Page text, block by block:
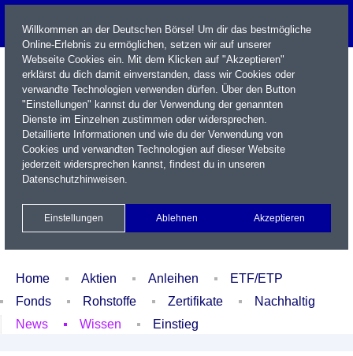
Name / WKN / ISIN / Kürzel
Xetra Realtime
Watchlist Portfolio Login
Home Aktien Anleihen
ETF/ETP
Fonds
Rohstoffe Zertifikate
Nachhaltig
News
Wissen Einstieg
Willkommen an der Deutschen Börse! Um dir das bestmögliche
Online-Erlebnis zu ermöglichen, setzen wir auf unserer
Webseite Cookies ein. Mit dem Klicken auf "Akzeptieren"
erklärst du dich damit einverstanden, dass wir Cookies oder
verwandte Technologien verwenden dürfen. Über den Button
"Einstellungen" kannst du der Verwendung der genannten
Dienste im Einzelnen zustimmen oder widersprechen.
Detaillierte Informationen und wie du der Verwendung von
Cookies und verwandten Technologien auf dieser Website
jederzeit widersprechen kannst, findest du in unseren
Datenschutzhinweisen.
Einstellungen Ablehnen Akzeptieren